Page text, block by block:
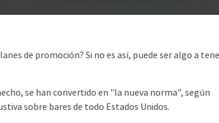
de promoción? Si no es así, puede ser algo a
se han convertido en "la nueva norma", según
sobre bares de todo Estados Unidos.